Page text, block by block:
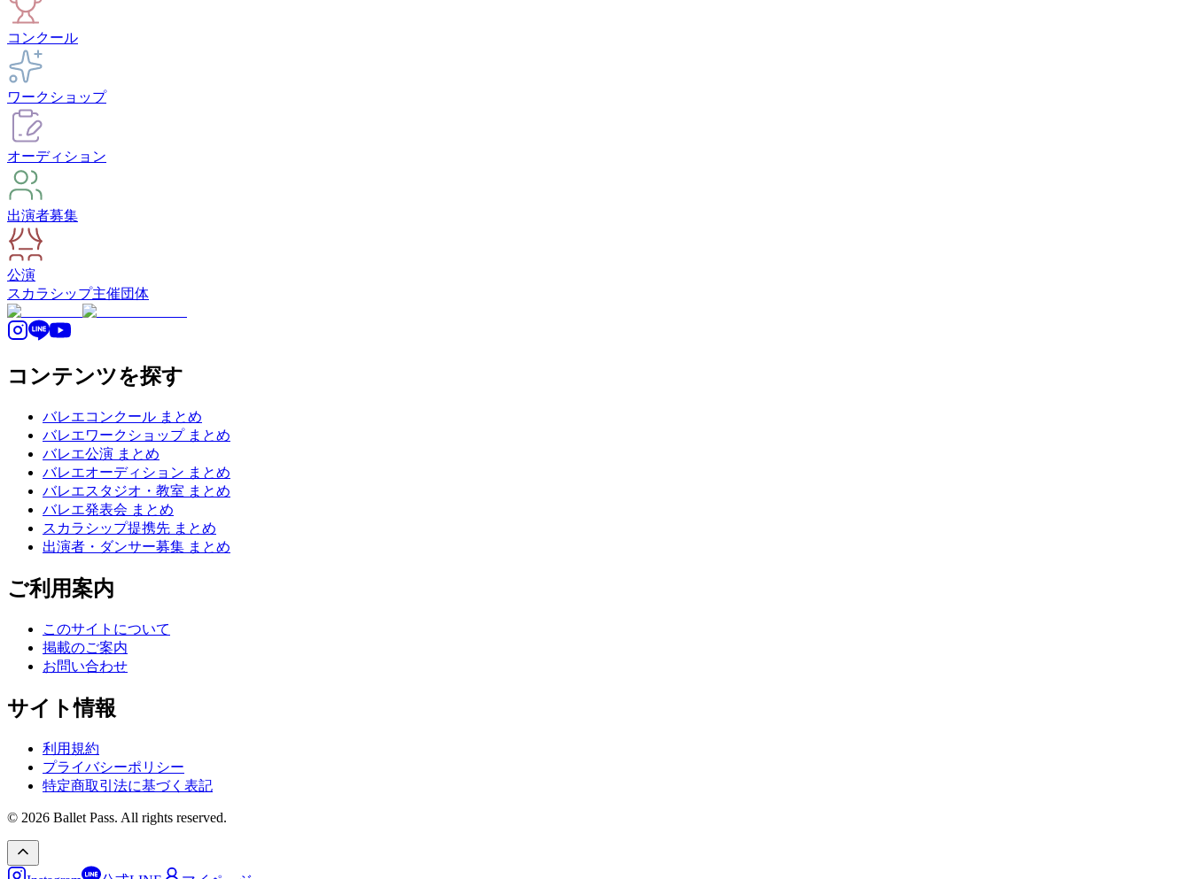
コンクール
ワークショップ
オーディション
出演者募集
公演
スカラシップ主催団体
コンテンツを探す
バレエコンクール まとめ
バレエワークショップ まとめ
バレエ公演 まとめ
バレエオーディション まとめ
バレエスタジオ・教室 まとめ
バレエ発表会 まとめ
スカラシップ提携先 まとめ
出演者・ダンサー募集 まとめ
ご利用案内
このサイトについて
掲載のご案内
お問い合わせ
サイト情報
利用規約
プライバシーポリシー
特定商取引法に基づく表記
© 2026 Ballet Pass. All rights reserved.